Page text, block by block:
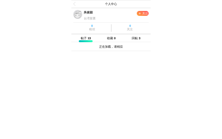
个人中心
吳俊穎
台湾苗栗
关注
0
粉丝
0
关注
帖子13 收藏 0 回帖3
正在加载，请稍后